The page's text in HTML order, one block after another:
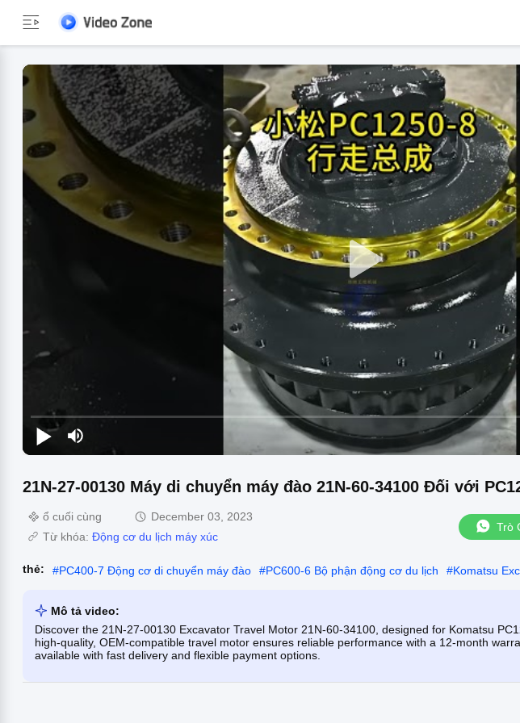
21N-27-00130 Máy di chuyển máy đào 21N-60-34100 Đối với
ổ cuối cùng
December 03, 2023
Từ khóa: Động cơ du lịch máy xúc
Trò
thẻ: #PC400-7 Động cơ di chuyển máy đào #PC600-6 Bộ phận động cơ du lịch #Komatsu
Mô tả video:
Discover the 21N-27-00130 Excavator Travel Motor 21N-60-34100, designed for Komatsu
high-quality, OEM-compatible travel motor ensures reliable performance with a 12-month
available with fast delivery and flexible payment options.